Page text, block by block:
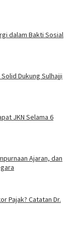
dalam Bakti Sosial
Dukung Sulhajji
JKN Selama 6
Ajaran, dan
Pajak? Catatan Dr.